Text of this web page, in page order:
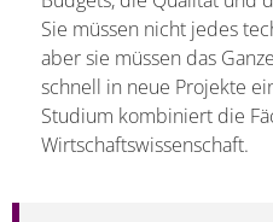
Sie müssen nicht jedes
aber sie müssen das
schnell in neue Projekte
Studium kombiniert die
Wirtschaftswissenschaft.